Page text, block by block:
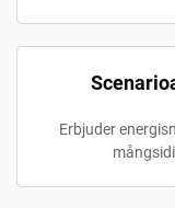
Erbjuder